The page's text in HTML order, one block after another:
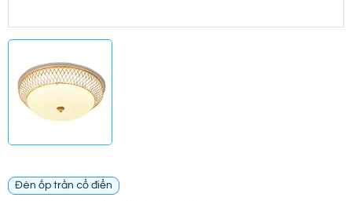
Đèn ốp trần cổ điển